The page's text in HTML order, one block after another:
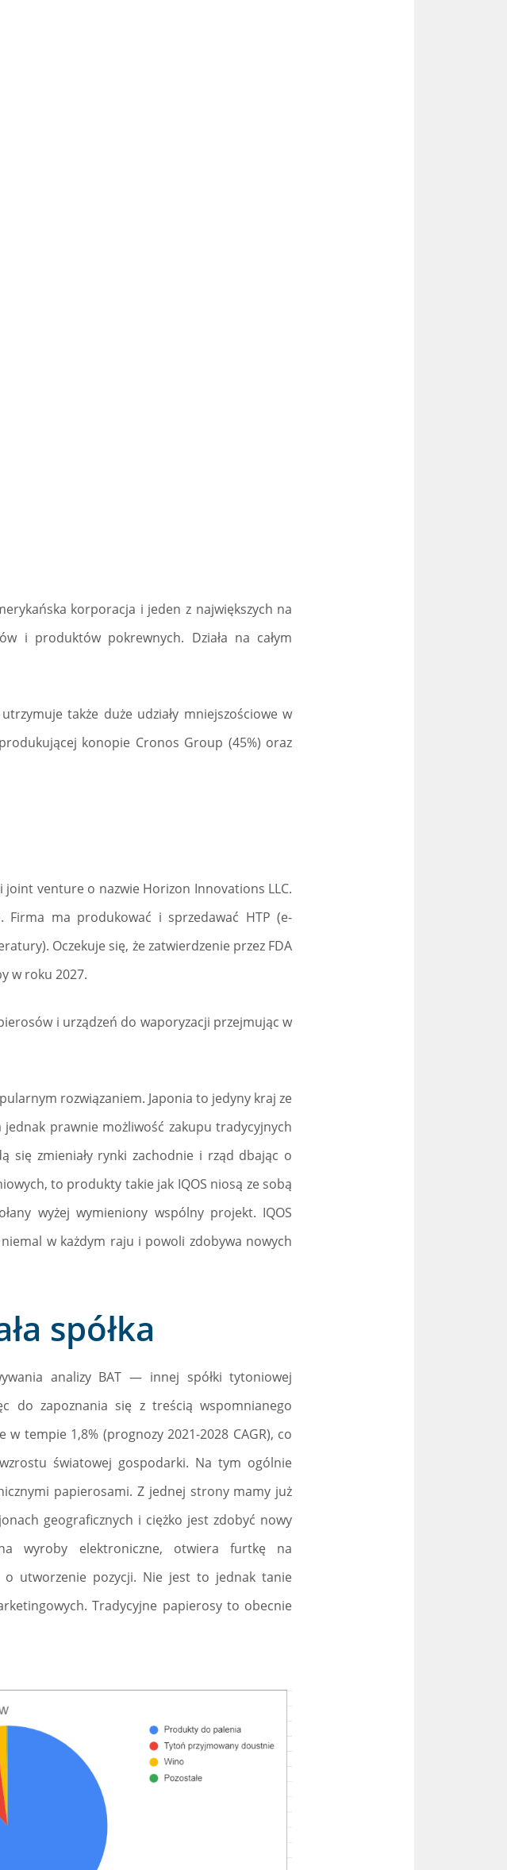
korporacja i jeden z największych na
i produktów pokrewnych. Działa na całym
także duże udziały mniejszościowe w
konopie Cronos Group (45%) oraz
joint venture o nazwie Horizon Innovations LLC.
Firma ma produkować i sprzedawać HTP (e-
Oczekuje się, że zatwierdzenie przez FDA
w roku 2027.
i urządzeń do waporyzacji przejmując w
rozwiązaniem. Japonia to jedyny kraj ze
prawnie możliwość zakupu tradycyjnych
się zmieniały rynki zachodnie i rząd dbając o
to produkty takie jak IQOS niosą ze sobą
wyżej wymieniony wspólny projekt. IQOS
w każdym raju i powoli zdobywa nowych
spółka
analizy BAT — innej spółki tytoniowej
do zapoznania się z treścią wspomnianego
tempie 1,8% (prognozy 2021-2028 CAGR), co
światowej gospodarki. Na tym ogólnie
papierosami. Z jednej strony mamy już
geograficznych i ciężko jest zdobyć nowy
wyroby elektroniczne, otwiera furtkę na
utworzenie pozycji. Nie jest to jednak tanie
Tradycyjne papierosy to obecnie